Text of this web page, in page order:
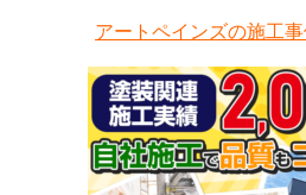
アートペインズの施工